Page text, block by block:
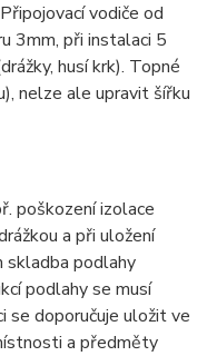
vodiče od
3mm, při instalaci 5
husí krk). Topné
nelze ale upravit šířku
poškození izolace
a při uložení
podlahy se musí
se doporučuje uložit ve
a předměty